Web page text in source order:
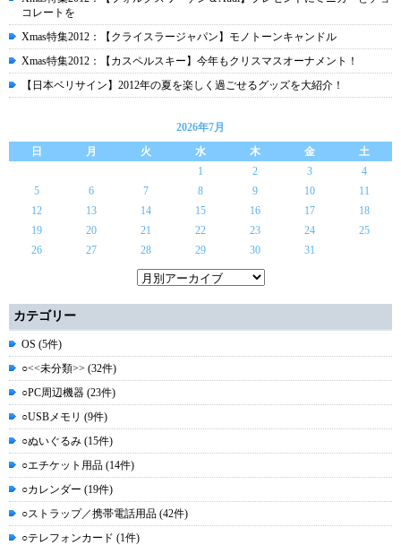
コレートを
Xmas特集2012：【クライスラージャパン】モノトーンキャンドル
Xmas特集2012：【カスペルスキー】今年もクリスマスオーナメント！
【日本ベリサイン】2012年の夏を楽しく過ごせるグッズを大紹介！
2026年7月
日
月 火 水 木 金
土
1
2 3
4
5
6 7 8 9 10
11
12
13 14 15 16 17
18
19
20 21 22 23 24
25
26
27 28 29 30 31
カテゴリー
OS (5件)
○<<未分類>> (32件)
○PC周辺機器 (23件)
○USBメモリ (9件)
○ぬいぐるみ (15件)
○エチケット用品 (14件)
○カレンダー (19件)
○ストラップ／携帯電話用品 (42件)
○テレフォンカード (1件)